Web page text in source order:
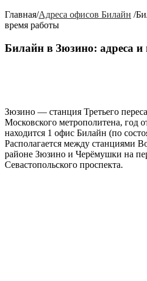
Главная/Адреса офисов Билайн /
время работы
Билайн в Зюзино: адреса
Зюзино — станция Третьего
Московского метрополитена, год
находится 1 офис Билайн (по
Располагается между станциями
районе Зюзино и Черёмушки на
Севастопольского проспекта.